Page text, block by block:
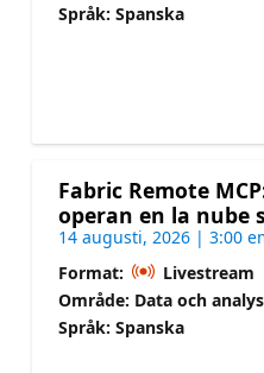
Språk: Spanska
Fabric Remote
operan en la nube
14 augusti, 2026 | 3:00
Format:
Livestream
Område: Data och analys
Språk: Spanska